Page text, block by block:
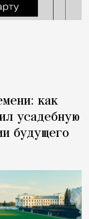
как
усадебную
будущего